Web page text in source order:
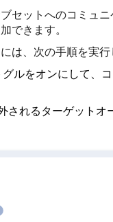
セットへのコミュ
できます。
は、次の手順を実行
グルをオンにして、
されるターゲットオ